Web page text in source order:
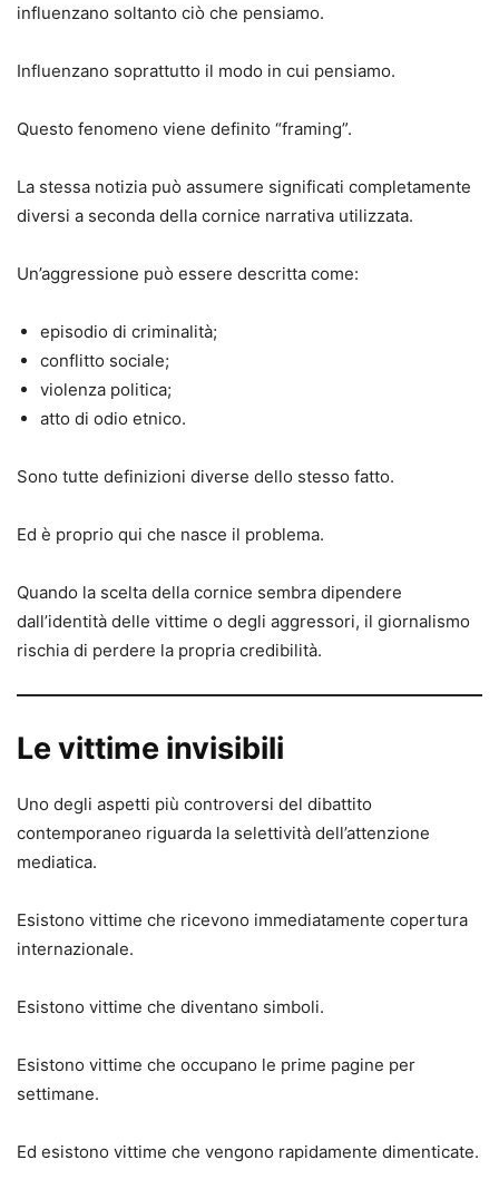
influenzano soltanto ciò che pensiamo.
Influenzano soprattutto il modo in cui pensiamo.
Questo fenomeno viene definito “framing”.
La stessa notizia può assumere significati completamente
diversi a seconda della cornice narrativa utilizzata.
Un’aggressione può essere descritta come:
episodio di criminalità;
conflitto sociale;
violenza politica;
atto di odio etnico.
Sono tutte definizioni diverse dello stesso fatto.
Ed è proprio qui che nasce il problema.
Quando la scelta della cornice sembra dipendere
dall’identità delle vittime o degli aggressori, il giornalismo
rischia di perdere la propria credibilità.
Le vittime invisibili
Uno degli aspetti più controversi del dibattito
contemporaneo riguarda la selettività dell’attenzione
mediatica.
Esistono vittime che ricevono immediatamente copertura
internazionale.
Esistono vittime che diventano simboli.
Esistono vittime che occupano le prime pagine per
settimane.
Ed esistono vittime che vengono rapidamente dimenticate.